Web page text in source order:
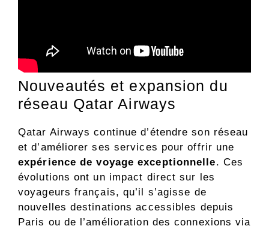
Nouveautés et expansion du
réseau Qatar Airways
Qatar Airways continue d’étendre son réseau
et d’améliorer ses services pour offrir une
expérience de voyage exceptionnelle. Ces
évolutions ont un impact direct sur les
voyageurs français, qu’il s’agisse de
nouvelles destinations accessibles depuis
Paris ou de l’amélioration des connexions via